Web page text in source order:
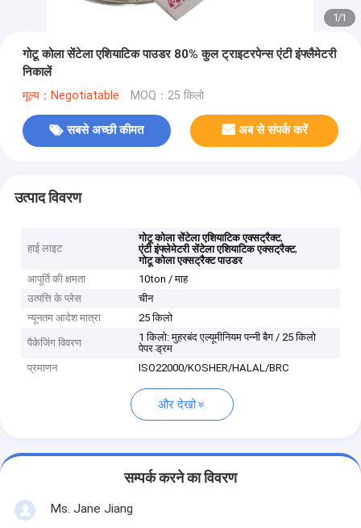
1/1
गोटू कोला सेंटेला एशियाटिक पाउडर 80% कुल ट्राइटरपेन्स एंटी इंफ्लैमेटरी
निकालें
मूल्य：Negotiatable MOQ：25 किलो
सबसे अच्छी कीमत अब से संपर्क करें
उत्पाद विवरण
हाई लाइट
गोटू कोला सेंटेला एशियाटिक एक्सट्रैक्ट,
एंटी इंफ्लेमेटरी सेंटेला एशियाटिक एक्सट्रैक्ट,
गोटू कोला एक्सट्रैक्ट पाउडर
आपूर्ति की क्षमता
10ton / माह
उत्पत्ति के प्लेस
चीन
न्यूनतम आदेश मात्रा
25 किलो
पैकेजिंग विवरण
1 किलो: मुहरबंद एल्यूमीनियम पन्नी बैग / 25 किलो
पेपर ड्रम
प्रमाणन
ISO22000/KOSHER/HALAL/BRC
और देखो
सम्पर्क करने का विवरण
Ms. Jane Jiang